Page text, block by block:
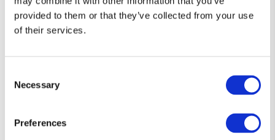
provided to them or that they’ve collected from your use
of their services.
Selection
Necessary
Preferences